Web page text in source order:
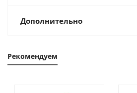
Дополнительно
Рекомендуем